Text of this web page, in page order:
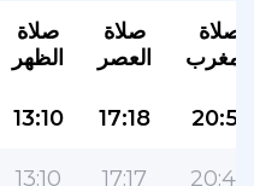
صلاة
الظهر
صلاة
العصر
صلاة
المغرب
13:10 17:18 20:51
13:10 17:17 20:49